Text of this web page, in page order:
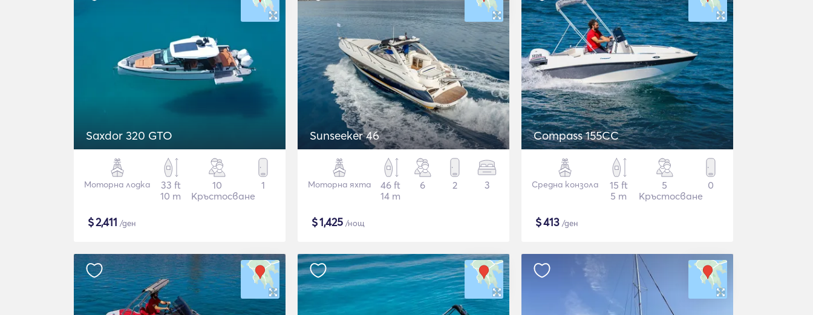
Saxdor 320 GTO
Моторна лодка
33 ft
10 m
10
Кръстосване
1
$2,411 /ден
Sunseeker 46
Моторна яхта
46 ft
14 m
6 2 3
$1,425 /нощ
Compass 155CC
Средна конзола
15 ft
5 m
5
Кръстосване
0
$413 /ден